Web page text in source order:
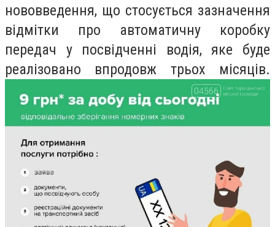
нововведення, що стосується зазначення
відмітки про автоматичну коробку
передач у посвідченні водія, яке буде
реалізовано впродовж трьох місяців.